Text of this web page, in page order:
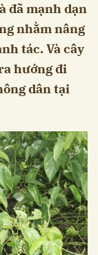
đã mạnh dạn
nhằm nâng
tác. Và cây
hướng đi
dân tại